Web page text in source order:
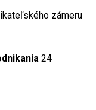
zámeru
24